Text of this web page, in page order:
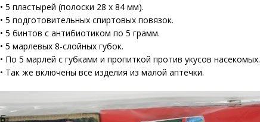
• 5 пластырей (полоски 28 х 84 мм).
• 5 подготовительных спиртовых повязок.
• 5 бинтов с антибиотиком по 5 грамм.
• 5 марлевых 8-слойных губок.
• По 5 марлей с губками и пропиткой против укусов насекомых.
• Так же включены все изделия из малой аптечки.